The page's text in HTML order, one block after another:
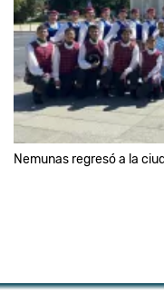
Nemunas regresó a la